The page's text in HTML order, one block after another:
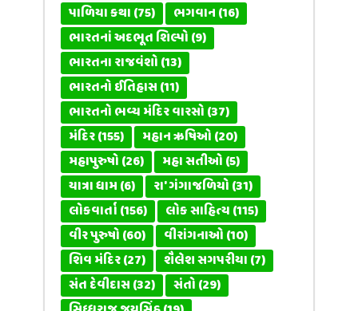
પાળિયા કથા(75) ભગવાન(16)
ભારતનાં અદભૂત શિલ્પો(9)
ભારતના રાજવંશો(13)
ભારતનો ઈતિહાસ(11)
ભારતનો ભવ્ય મંદિર વારસો(37)
મંદિર(155) મહાન ઋષિઓ(20)
મહાપુરુષો(26) મહા સતીઓ(5)
યાત્રા ધામ(6) રા' ગંગાજળિયો(31)
લોકવાર્તા(156) લોક સાહિત્ય(115)
વીર પુરુષો(60) વીરાંગનાઓ(10)
શિવ મંદિર(27) શૈલેશ સગપરીયા(7)
સંત દેવીદાસ(32) સંતો(29)